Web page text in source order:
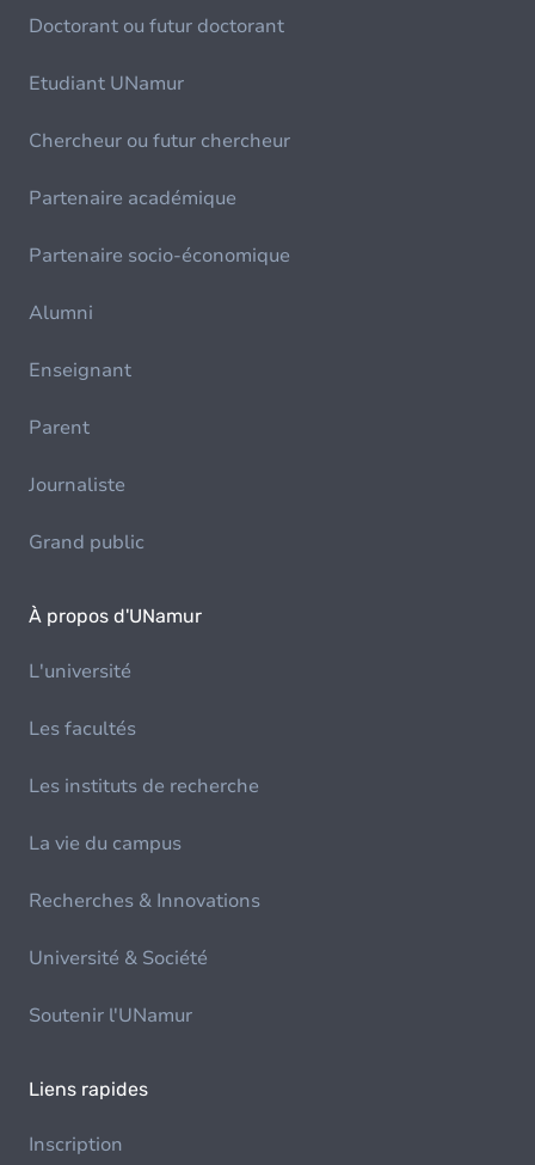
Doctorant ou futur doctorant
Etudiant UNamur
Chercheur ou futur chercheur
Partenaire académique
Partenaire socio-économique
Alumni
Enseignant
Parent
Journaliste
Grand public
À propos d'UNamur
L'université
Les facultés
Les instituts de recherche
La vie du campus
Recherches & Innovations
Université & Société
Soutenir l'UNamur
Liens rapides
Inscription